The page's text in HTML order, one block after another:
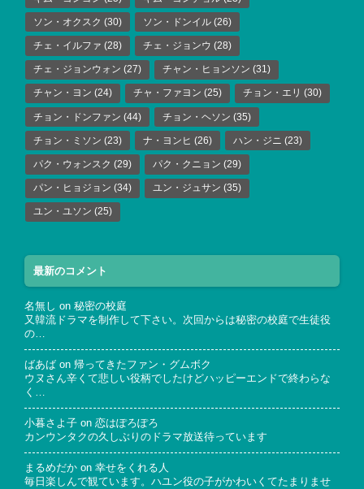
ソン・オクスク (30) ソン・ドンイル (26)
チェ・イルファ (28) チェ・ジョンウ (28)
チェ・ジョンウォン (27) チャン・ヒョンソン (31)
チャン・ヨン (24) チャ・ファヨン (25) チョン・エリ (30)
チョン・ドンファン (44) チョン・ヘソン (35)
チョン・ミソン (23) ナ・ヨンヒ (26) ハン・ジニ (23)
パク・ウォンスク (29) パク・クニョン (29)
パン・ヒョジョン (34) ユン・ジュサン (35)
ユン・ユソン (25)
最新のコメント
名無し on 秘密の校庭
又韓流ドラマを制作して下さい。次回からは秘密の校庭で生徒役
の…
ばあば on 帰ってきたファン・グムボク
ウヌさん辛くて悲しい役柄でしたけどハッピーエンドで終わらな
く…
小暮さよ子 on 恋はぽろぽろ
カンウンタクの久しぶりのドラマ放送待っています
まるめだか on 幸せをくれる人
毎日楽しんで観ています。ハユン役の子がかわいくてたまりませ